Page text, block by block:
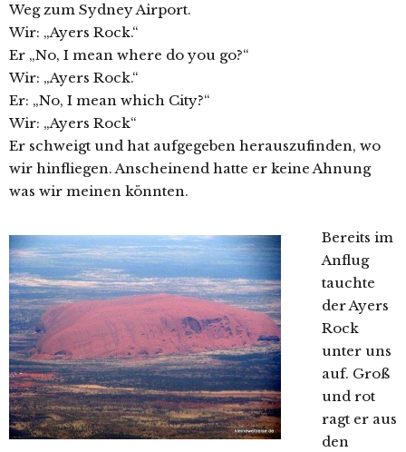
Weg zum Sydney Airport.
Wir: „Ayers Rock.“
Er „No, I mean where do you go?“
Wir: „Ayers Rock.“
Er: „No, I mean which City?“
Wir: „Ayers Rock“
Er schweigt und hat aufgegeben herauszufinden, wo
wir hinfliegen. Anscheinend hatte er keine Ahnung
was wir meinen könnten.
Bereits im
Anflug
tauchte
der Ayers
Rock
unter uns
auf. Groß
und rot
ragt er aus
den